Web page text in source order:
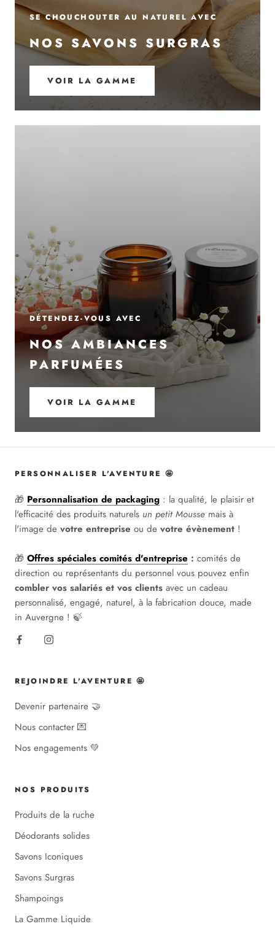
SE CHOUCHOUTER AU NATUREL AVEC
NOS SAVONS SURGRAS
VOIR LA GAMME
DÉTENDEZ-VOUS AVEC
NOS AMBIANCES
PARFUMÉES
VOIR LA GAMME
PERSONNALISER L'AVENTURE 🤩
🎁 Personnalisation de packaging : la qualité, le plaisir et
l'efficacité des produits naturels un petit Mousse mais à
l'image de votre entreprise ou de votre évènement !
🎁 Offres spéciales comités d'entreprise : comités de
direction ou représentants du personnel vous pouvez enfin
combler vos salariés et vos clients avec un cadeau
personnalisé, engagé, naturel, à la fabrication douce, made
in Auvergne ! 🍃
REJOINDRE L'AVENTURE 🤩
Devenir partenaire 🤝
Nous contacter 💌
Nos engagements 💚
NOS PRODUITS
Produits de la ruche
Déodorants solides
Savons Iconiques
Savons Surgras
Shampoings
La Gamme Liquide